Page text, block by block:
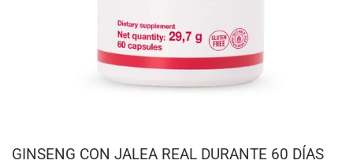
GINSENG CON JALEA REAL DURANTE 60 DÍAS